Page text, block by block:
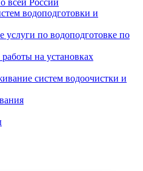
всей России
водоподготовки и
услуги по водоподготовке по
на установках
систем водоочистки и